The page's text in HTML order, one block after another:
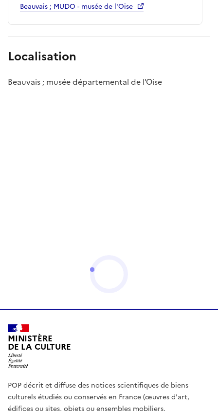
Beauvais ; MUDO - musée de l'Oise
Localisation
Beauvais ; musée départemental de l'Oise
MINISTÈRE
DE LA CULTURE
POP décrit et diffuse des notices scientifiques de biens
culturels étudiés ou conservés en France (œuvres d'art,
édifices ou sites, objets ou ensembles mobiliers,